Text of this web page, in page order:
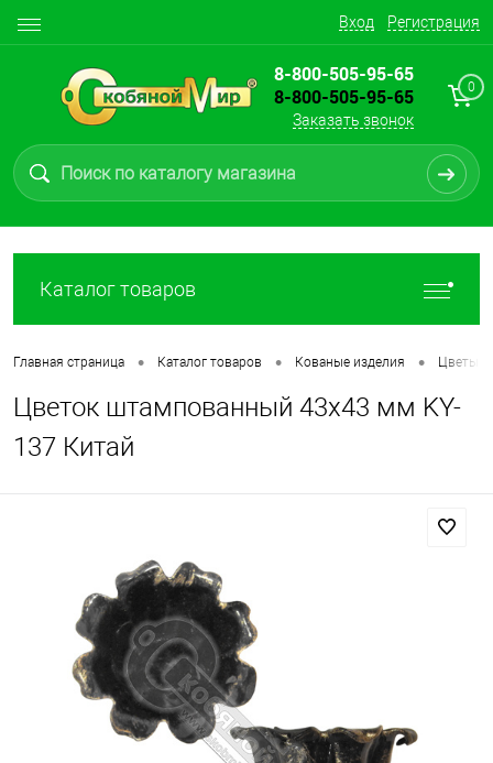
Вход Регистрация
8-800-505-95-65
8-800-505-95-65
Заказать звонок
0
Каталог товаров
Главная страница • Каталог товаров • Кованые изделия • Цветы
Цветок штампованный 43х43 мм KY-
137 Китай